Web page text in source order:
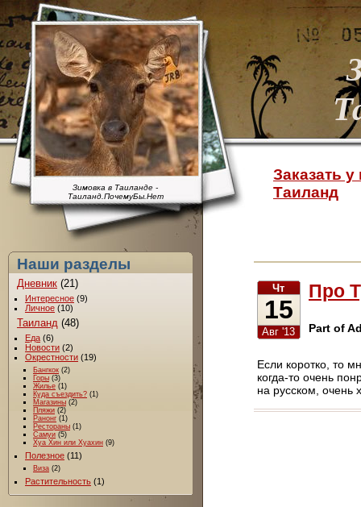
Зимовка в Таиланде -
Таиланд.ПочемуБы.Нет
Заказать у
Таиланд
Наши разделы
Дневник (21)
Интересное (9)
Личное (10)
Таиланд (48)
Еда (6)
Новости (2)
Окрестности (19)
Бангкок (2)
Горы (3)
Жилье (1)
Куда съездить? (1)
Магазины (2)
Пляжи (2)
Ранонг (1)
Рестораны (1)
Самуи (5)
Хуа Хин или Хуахин (9)
Полезное (11)
Виза (2)
Растительность (1)
Чт
15
Авг '13
Про
Part of
Если коротко, то
когда-то очень
на русском,